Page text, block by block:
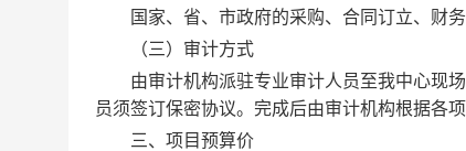
国家、省、市政府的采购、合同订立、财务
（三）审计方式
由审计机构派驻专业审计人员至我中心现场
员须签订保密协议。完成后由审计机构根据各
三、项目预算价